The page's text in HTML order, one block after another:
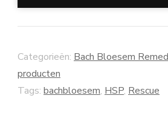
groot
aantal
Categorieën: Bach Bloesem
producten
Tags: bachbloesem, HSP, Rescue